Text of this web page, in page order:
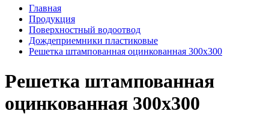
Главная
Продукция
Поверхностный водоотвод
Дождеприемники пластиковые
Решетка штампованная оцинкованная 300х300
Решетка штампованная
оцинкованная 300х300